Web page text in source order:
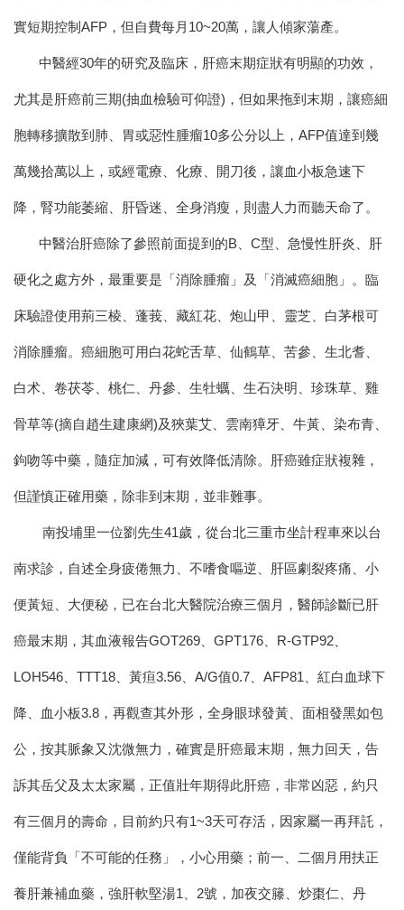
實短期控制AFP，但自費每月10~20萬，讓人傾家蕩產。
中醫經30年的研究及臨床， 肝癌末期症狀有明顯的功效，
尤其是肝癌前三期(抽血檢驗可仰證)，但如果拖到末期，讓癌細
胞轉移擴散到肺、胃或惡性腫瘤10多公分以上，AFP值達到幾
萬幾拾萬以上，或經電療、化療、開刀後，讓血小板急速下
降，腎功能萎縮、肝昏迷、全身消瘦，則盡人力而聽天命了。
中醫治肝癌除了參照前面提到的B、C型、急慢性肝炎、肝
硬化之處方外，最重要是 「消除腫瘤 」 及 「消滅癌細胞 」 。臨
床驗證使用荊三棱、蓬莪、藏紅花、炮山甲、靈芝、白茅根可
消除腫瘤。 癌細胞可用白花蛇舌草、仙鶴草、苦參、生北耆、
白术、卷茯苓、桃仁、丹參、生牡蠣、生石決明、珍珠草、雞
骨草等(摘自趙生建康網)及狹葉艾、雲南獐牙、牛黃、染布青、
鉤吻等中藥，隨症加減，可有效降低清除。 肝癌雖症狀複雜，
但謹慎正確用藥，除非到末期，並非難事。
南投埔里一位劉先生41歲，從台北三重市坐計程車來以台
南求診，自述全身疲倦無力、不嗜食嘔逆、肝區劇裂疼痛、小
便黃短、大便秘，已在台北大醫院治療三個月，醫師診斷已肝
癌最末期，其血液報告GOT269、GPT176、R-GTP92、
LOH546、TTT18、黃疸3.56、A/G值0.7、AFP81、紅白血球下
降、血小板3.8，再觀查其外形，全身眼球發黃、面相發黑如包
公，按其脈象又沈微無力，確實是肝癌最末期，無力回天，告
訴其岳父及太太家屬，正值壯年期得此肝癌，非常凶惡，約只
有三個月的壽命，目前約只有1~3天可存活，因家屬一再拜託，
僅能背負「不可能的任務」，小心用藥；前一、二個月用扶正
養肝兼補血藥，強肝軟堅湯1、2號，加夜交籐、炒棗仁、丹